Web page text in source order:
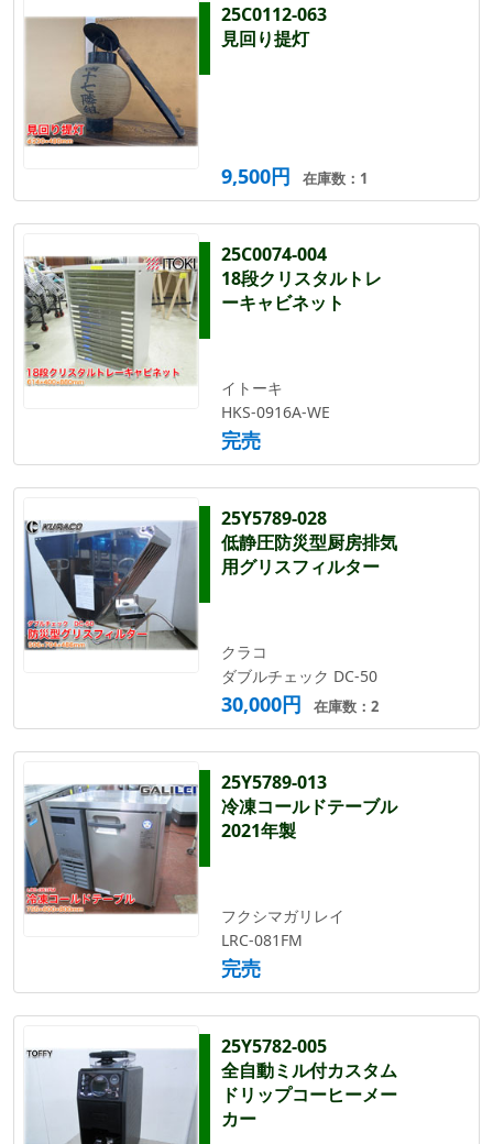
25C0112-063
見回り提灯
9,500円 在庫数：1
25C0074-004
18段クリスタルトレ
ーキャビネット
イトーキ
HKS-0916A-WE
完売
25Y5789-028
低静圧防災型厨房排気
用グリスフィルター
クラコ
ダブルチェック DC-50
30,000円 在庫数：2
25Y5789-013
冷凍コールドテーブル
2021年製
フクシマガリレイ
LRC-081FM
完売
25Y5782-005
全自動ミル付カスタム
ドリップコーヒーメー
カー